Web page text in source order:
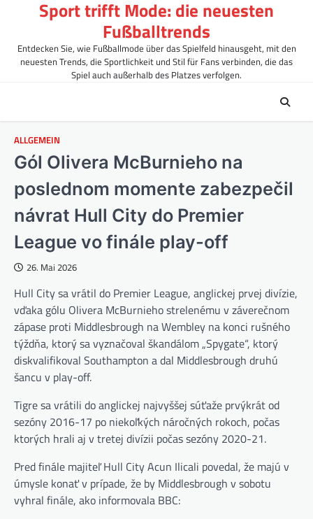
content
Sport trifft Mode: die neuesten
Fußballtrends
Entdecken Sie, wie Fußballmode über das Spielfeld hinausgeht, mit den
neuesten Trends, die Sportlichkeit und Stil für Fans verbinden, die das
Spiel auch außerhalb des Platzes verfolgen.
ALLGEMEIN
Gól Olivera McBurnieho na
poslednom momente zabezpečil
návrat Hull City do Premier
League vo finále play-off
26. Mai 2026
Hull City sa vrátil do Premier League, anglickej prvej divízie,
vďaka gólu Olivera McBurnieho strelenému v záverečnom
zápase proti Middlesbrough na Wembley na konci rušného
týždňa, ktorý sa vyznačoval škandálom „Spygate“, ktorý
diskvalifikoval Southampton a dal Middlesbrough druhú
šancu v play-off.
Tigre sa vrátili do anglickej najvyššej súťaže prvýkrát od
sezóny 2016-17 po niekoľkých náročných rokoch, počas
ktorých hrali aj v tretej divízii počas sezóny 2020-21.
Pred finále majiteľ Hull City Acun Ilicali povedal, že majú v
úmysle konať v prípade, že by Middlesbrough v sobotu
vyhral finále, ako informovala BBC: